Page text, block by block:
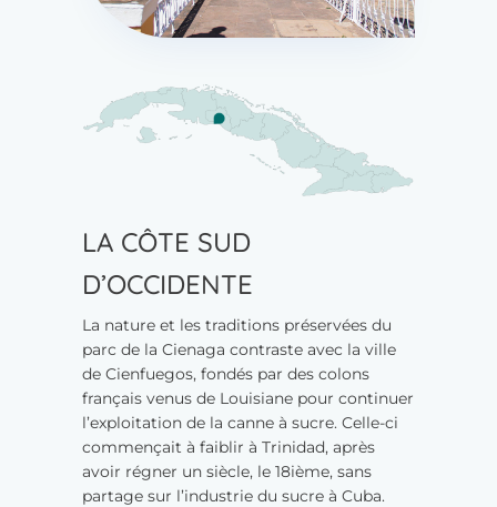
LA CÔTE SUD
D’OCCIDENTE
La nature et les traditions préservées du
parc de la Cienaga contraste avec la ville
de Cienfuegos, fondés par des colons
français venus de Louisiane pour continuer
l’exploitation de la canne à sucre. Celle-ci
commençait à faiblir à Trinidad, après
avoir régner un siècle, le 18ième, sans
partage sur l’industrie du sucre à Cuba.